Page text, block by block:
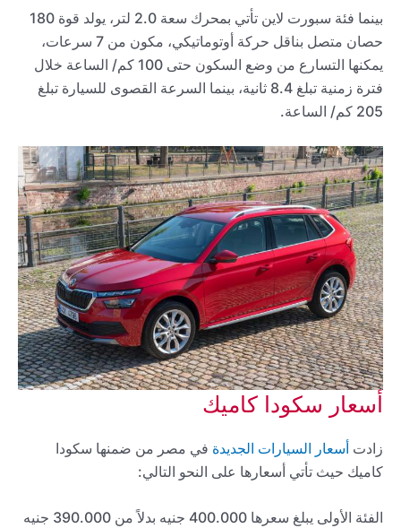
بينما فئة سبورت لاين تأتي بمحرك سعة 2.0 لتر، يولد قوة 180
حصان متصل بناقل حركة أوتوماتيكي، مكون من 7 سرعات،
يمكنها التسارع من وضع السكون حتى 100 كم/ الساعة خلال
فترة زمنية تبلغ 8.4 ثانية، بينما السرعة القصوى للسيارة تبلغ
205 كم/ الساعة.
أسعار سكودا كاميك
زادت أسعار السيارات الجديدة في مصر من ضمنها سكودا
كاميك حيث تأتي أسعارها على النحو التالي:
الفئة الأولى يبلغ سعرها 400.000 جنيه بدلاً من 390.000 جنيه